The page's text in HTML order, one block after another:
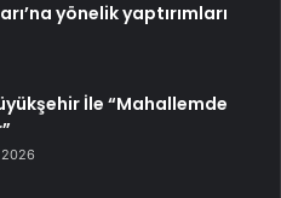
yönelik yaptırımları
İle “Mahallemde